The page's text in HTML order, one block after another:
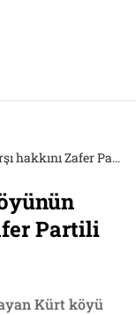
Diyarbakır’da bir Kürt köyünün devlete karşı hakkını Zafer Partili avukat savundu…
Partili
Kürt köyü